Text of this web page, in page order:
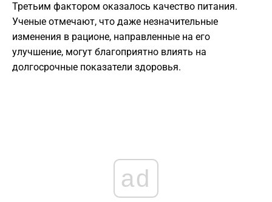
Третьим фактором оказалось качество питания.
Ученые отмечают, что даже незначительные
изменения в рационе, направленные на его
улучшение, могут благоприятно влиять на
долгосрочные показатели здоровья.
ad